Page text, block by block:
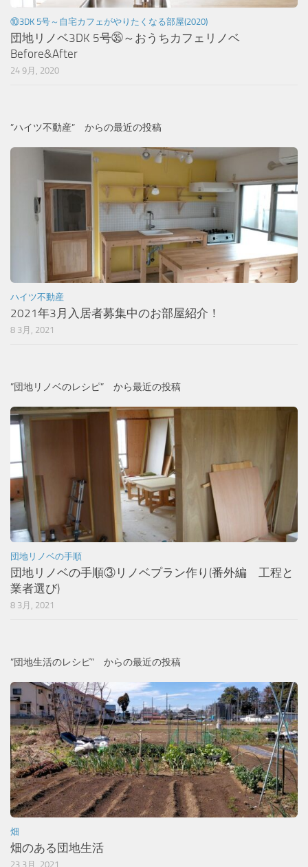
⑩3DK 5号～自宅カフェがやりたくなる部屋(2020)
団地リノベ3DK 5号㉟～おうちカフェリノベ
Before&After
24 9月, 2020
”ハイツ不動産” からの最近の投稿
ハイツ不動産
2021年3月入居者募集中のお部屋紹介！
8 3月, 2021
”団地リノベのレシピ” から最近の投稿
団地リノベの手順
団地リノベの手順③リノベプラン作り(番外編 工程と
業者選び)
8 3月, 2021
”団地生活のレシピ” からの最近の投稿
畑
畑のある団地生活
23 3月, 2021